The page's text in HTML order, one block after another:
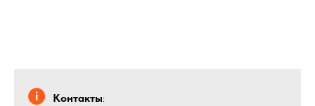
Контакты: